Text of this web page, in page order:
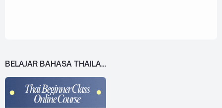
BELAJAR BAHASA THAILAND DARI 0!